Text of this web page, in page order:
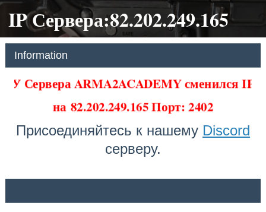
IP Сервера:82.202.249.165
Information
У Сервера ARMA2ACADEMY сменился IP
на82.202.249.165 Порт: 2402
Присоединяйтесь к нашему Discord
серверу.